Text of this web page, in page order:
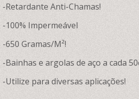
-Retardante Anti-Chamas!
-100% Impermeável
-650 Gramas/M²!
-Bainhas e argolas de aço a cada
-Utilize para diversas aplicações!